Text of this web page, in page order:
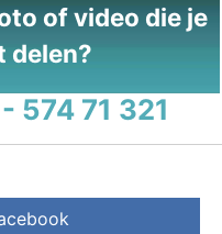
of video die je
delen?
574 71 321